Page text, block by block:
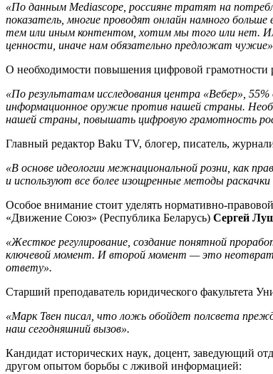
«По данным Mediascope, россияне тратят на
показатель, многие проводят онлайн намного
тем или иным контентом, хотим мы того или нет.
ценности, иначе нам обязательно предложат
О необходимости повышения цифровой грамотности
«По результатам исследования центра «Вебер»,
информационное оружие против нашей страны.
нашей страны, повышать цифровую грамотность
Главный редактор Baku TV, блогер, писатель,
«В основе идеологии межнациональной розни, как
и используют все более изощренные методы
Особое внимание стоит уделять нормативно-
«Движение Союз» (Республика Беларусь) Сергей
«Жесткое регулирование, создание понятной
ключевой момент. И второй момент — это
ответу».
Старший преподаватель юридического факультета
«Марк Твен писал, что ложь обойдет полсвета
наш сегодняшний вызов».
Кандидат исторических наук, доцент, заведующий
другом опытом борьбы с лживой информацией: